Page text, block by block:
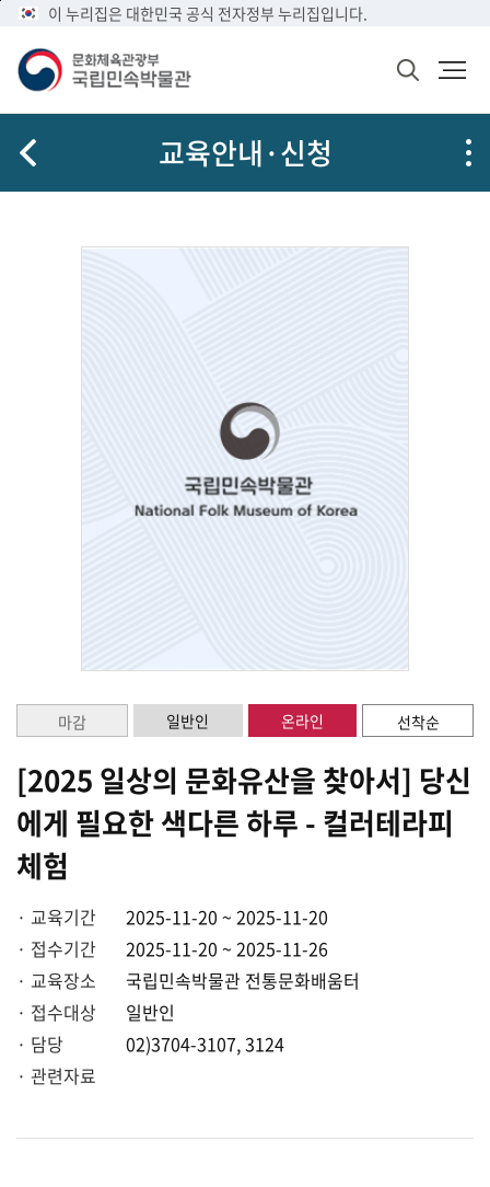
가
가
이 누리집은 대한민국 공식 전자정부 누리집입니다.
검
화
체
관
국
속
뉴
기
교육안내·신청
유
마감 일반인 온라인 선착순
[2025 일상의 문화유산을 찾아서] 당신
에게 필요한 색다른 하루 - 컬러테라피
체험
· 교육기간
2025-11-20 ~ 2025-11-20
· 접수기간
2025-11-20 ~ 2025-11-26
· 교육장소
국립민속박물관 전통문화배움터
· 접수대상
일반인
· 담당
02)3704-3107, 3124
· 관련자료